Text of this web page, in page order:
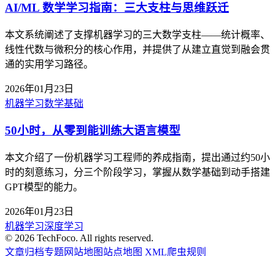
AI/ML 数学学习指南：三大支柱与思维跃迁
本文系统阐述了支撑机器学习的三大数学支柱——统计概率、
线性代数与微积分的核心作用，并提供了从建立直觉到融会贯
通的实用学习路径。
2026年01月23日
机器学习数学基础
50小时，从零到能训练大语言模型
本文介绍了一份机器学习工程师的养成指南，提出通过约50小
时的刻意练习，分三个阶段学习，掌握从数学基础到动手搭建
GPT模型的能力。
2026年01月23日
机器学习深度学习
© 2026 TechFoco. All rights reserved.
文章归档专题 网站地图 站点地图 XML爬虫规则